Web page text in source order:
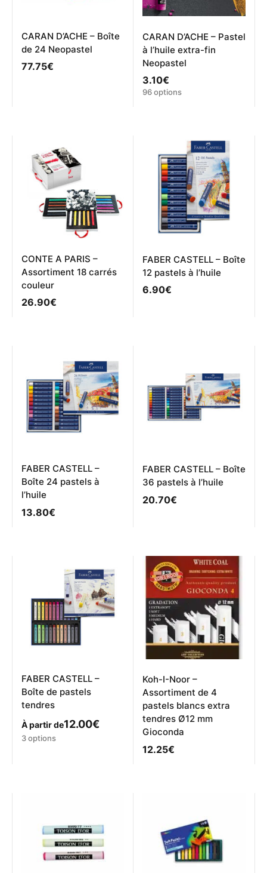
CARAN D’ACHE – Boîte
de 24 Neopastel
77.75€
CARAN D’ACHE – Pastel
à l’huile extra-fin
Neopastel
3.10€
Ce
variations.
options
peuvent
choisies
page
produit
96 options
CONTE A PARIS –
Assortiment 18 carrés
couleur
26.90€
FABER CASTELL – Boîte
12 pastels à l’huile
6.90€
FABER CASTELL –
Boîte 24 pastels à
l’huile
13.80€
FABER CASTELL – Boîte
36 pastels à l’huile
20.70€
FABER CASTELL –
Boîte de pastels
tendres
À partir de12.00€
Ce
choisies
3 options
Koh-I-Noor –
Assortiment de 4
pastels blancs extra
tendres Ø12 mm
Gioconda
12.25€